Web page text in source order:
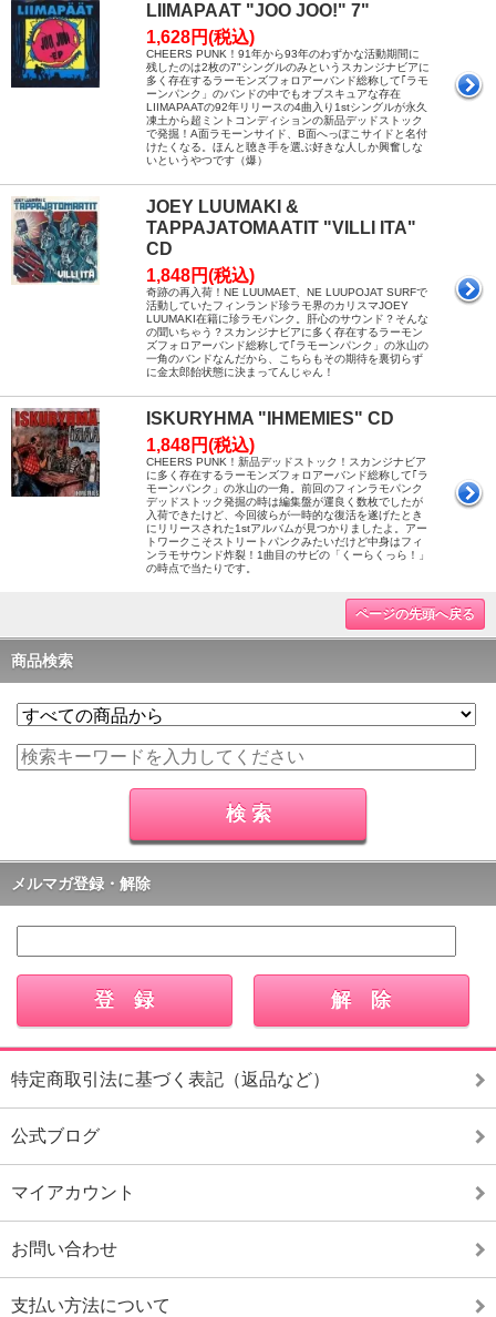
LIIMAPAAT "JOO JOO!" 7"
1,628円(税込)
CHEERS PUNK！91年から93年のわずかな活動期間に
残したのは2枚の7"シングルのみというスカンジナビアに
多く存在するラーモンズフォロアーバンド総称して｢ラモ
ーンパンク」のバンドの中でもオブスキュアな存在
LIIMAPAATの92年リリースの4曲入り1stシングルが永久
凍土から超ミントコンディションの新品デッドストック
で発掘！A面ラモーンサイド、B面へっぽこサイドと名付
けたくなる。ほんと聴き手を選ぶ好きな人しか興奮しな
いというやつです（爆）
JOEY LUUMAKI &
TAPPAJATOMAATIT "VILLI ITA"
CD
1,848円(税込)
奇跡の再入荷！NE LUUMAET、NE LUUPOJAT SURFで
活動していたフィンランド珍ラモ界のカリスマJOEY
LUUMAKI在籍に珍ラモパンク。肝心のサウンド？そんな
の聞いちゃう？スカンジナビアに多く存在するラーモン
ズフォロアーバンド総称して｢ラモーンパンク」の氷山の
一角のバンドなんだから、こちらもその期待を裏切らず
に金太郎飴状態に決まってんじゃん！
ISKURYHMA "IHMEMIES" CD
1,848円(税込)
CHEERS PUNK！新品デッドストック！スカンジナビア
に多く存在するラーモンズフォロアーバンド総称して｢ラ
モーンパンク」の氷山の一角。前回のフィンラモパンク
デッドストック発掘の時は編集盤が運良く数枚でしたが
入荷できたけど、今回彼らが一時的な復活を遂げたとき
にリリースされた1stアルバムが見つかりましたよ。アー
トワークこそストリートパンクみたいだけど中身はフィ
ンラモサウンド炸裂！1曲目のサビの「くーらくっら！」
の時点で当たりです。
ページの先頭へ戻る
商品検索
メルマガ登録・解除
特定商取引法に基づく表記（返品など）
公式ブログ
マイアカウント
お問い合わせ
支払い方法について